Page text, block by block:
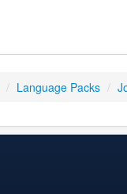
/ Language Packs /